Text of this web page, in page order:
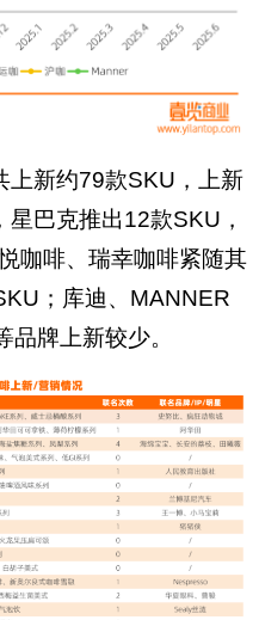
上新约79款SKU，上新
巴克推出12款SKU，
咖啡、瑞幸咖啡紧随其
；库迪、MANNER
牌上新较少。